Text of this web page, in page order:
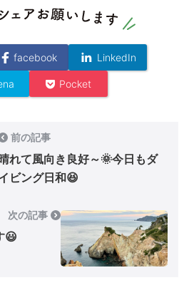
facebook LinkedIn
Pocket
前の記事
れて風向き良好～🌞今日もダ
ビング日和😆
次の記事
😃